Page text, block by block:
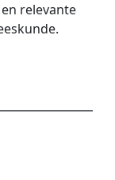
relevante